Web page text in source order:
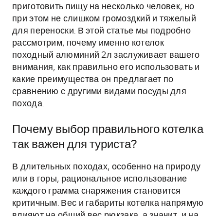
приготовить пищу на несколько человек, но
при этом не слишком громоздкий и тяжелый
для переноски. В этой статье мы подробно
рассмотрим, почему именно котелок
походный алюминий 2л заслуживает вашего
внимания, как правильно его использовать и
какие преимущества он предлагает по
сравнению с другими видами посуды для
похода.
Почему выбор правильного котелка
так важен для туриста?
В длительных походах, особенно на природу
или в горы, рациональное использование
каждого грамма снаряжения становится
критичным. Вес и габариты котелка напрямую